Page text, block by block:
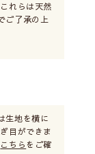
れらは天然
ご了承の上
生地を横に
目ができま
こちら をご確